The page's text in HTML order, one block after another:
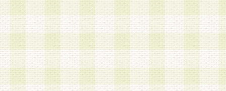
手段により登録情報の対象者が会員登録者本人で
の内容が正確であること、アンケートの回答内容
うことができるものとます。
6.会員は、会員登録後当社が定期的に行う登録情
して、当社指定の期間内に更新手続きを行うもの
該期間内に更新手続きを行わない場合、その時点
発行したポイントは失効されるものとします。